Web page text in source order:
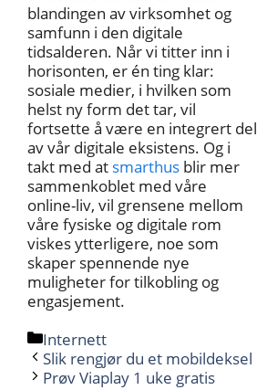
blandingen av virksomhet og
samfunn i den digitale
tidsalderen. Når vi titter inn i
horisonten, er én ting klar:
sosiale medier, i hvilken som
helst ny form det tar, vil
fortsette å være en integrert del
av vår digitale eksistens. Og i
takt med at smarthus blir mer
sammenkoblet med våre
online-liv, vil grensene mellom
våre fysiske og digitale rom
viskes ytterligere, noe som
skaper spennende nye
muligheter for tilkobling og
engasjement.
Kategorier
Internett
Slik rengjør du et mobildeksel
Prøv Viaplay 1 uke gratis